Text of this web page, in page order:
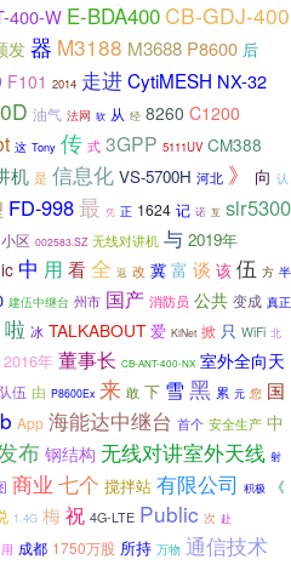
400-W E-BDA400 CB-GDJ-400
发 器 M3188 M3688 P8600 后
F101 2014 走进CytiMESH NX-32
油气 法网 软 从 经 8260 C1200
这 Tony 传 式 3GPP 5111UV CM388
机 是 信息化 VS-5700H 河北 》 向 认
FD-998最 凭 正 1624 记 诺 互 slr5300
小区 002583.SZ 无线对讲机 与 2019年
中 用 看全 返 改 冀 富 谈 该 伍 方 半
建伍中继台 州市 国产 消防员 公共 变成 真正
啦 冰 TALKABOUT 爱 KiNet 掀 只 WiFi 北
2016年 董事长 CB-ANT-400-NX 室外全向天
伍 由 P8600Ex 来 敢 下 雪 黑 累 元 您 国
App 海能达中继台 首个 安全生产 中
布 钢结构 无线对讲室外天线 射
商业 七个 搅拌站 有限公司 积极 《
1.4G 梅祝 4G-LTE Public 次 赴
成都 1750万股 所持 万物 通信技术